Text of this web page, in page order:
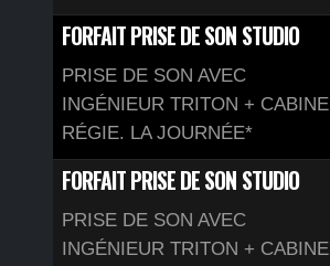
FORFAIT PRISE DE SON STUDIO
PRISE DE SON AVEC
INGÉNIEUR TRITON + CABINE
RÉGIE. LA JOURNÉE*
FORFAIT PRISE DE SON STUDIO
PRISE DE SON AVEC
INGÉNIEUR TRITON + CABINE